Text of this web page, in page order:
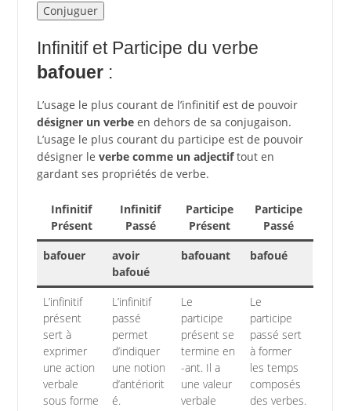
Infinitif et Participe du verbe
bafouer:
L’usage le plus courant de l’infinitif est de pouvoir
désigner un verbeen dehors de sa conjugaison.
L’usage le plus courant du participe est de pouvoir
désigner le verbe comme un adjectiftout en
gardant ses propriétés de verbe.
Infinitif
Présent
Infinitif
Passé
Participe
Présent
Participe
Passé
bafouer
avoir
bafoué
bafouant bafoué
L’infinitif
présent
sert à
exprimer
une action
verbale
sous forme
L’infinitif
passé
permet
d’indiquer
une notion
d’antériorit
é.
Le
participe
présent se
termine en
-ant. Il a
une valeur
verbale
Le
participe
passé sert
à former
les temps
composés
des verbes.